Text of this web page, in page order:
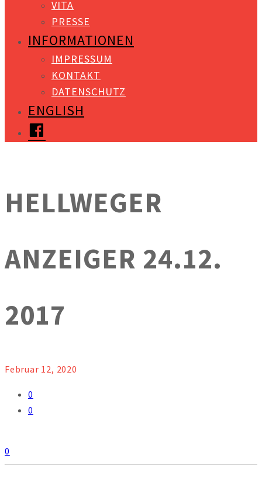
VITA
PRESSE
INFORMATIONEN
IMPRESSUM
KONTAKT
DATENSCHUTZ
ENGLISH
HELLWEGER
ANZEIGER 24.12.
2017
Februar 12, 2020
0
0
0